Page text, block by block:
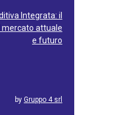
Integrata: il
mercato attuale
e futuro
by Gruppo 4 srl